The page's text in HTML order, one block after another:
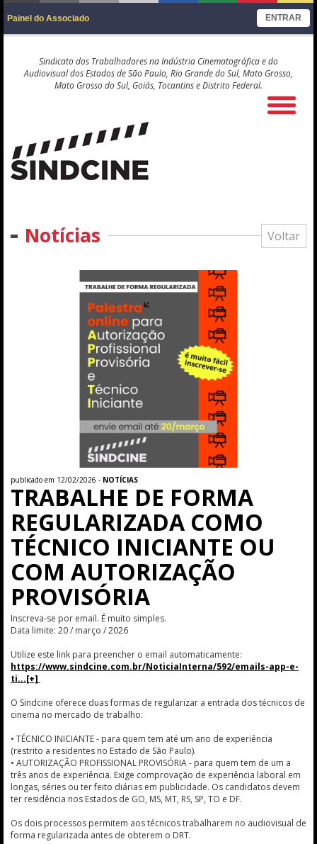
Painel do Associado ENTRAR
Sindicato dos Trabalhadores na Indústria Cinematográfica e do
Audiovisual dos Estados de São Paulo, Rio Grande do Sul, Mato Grosso,
Mato Grosso do Sul, Goiás, Tocantins e Distrito Federal.
Voltar
Notícias
publicado em 12/02/2026 - NOTÍCIAS
TRABALHE DE FORMA
REGULARIZADA COMO
TÉCNICO INICIANTE OU
COM AUTORIZAÇÃO
PROVISÓRIA
Inscreva-se por email. É muito simples.
Data limite: 20 / março / 2026
Utilize este link para preencher o email automaticamente:
https://www.sindcine.com.br/NoticiaInterna/592/emails-app-e-
ti
O Sindcine oferece duas formas de regularizar a entrada dos técnicos de
cinema no mercado de trabalho:
• TÉCNICO INICIANTE - para quem tem até um ano de experiência
(restrito a residentes no Estado de São Paulo).
• AUTORIZAÇÃO PROFISSIONAL PROVISÓRIA - para quem tem de um a
três anos de experiência. Exige comprovação de experiência laboral em
longas, séries ou ter feito diárias em publicidade. Os candidatos devem
ter residência nos Estados de GO, MS, MT, RS, SP, TO e DF.
Os dois processos permitem aos técnicos trabalharem no audiovisual de
forma regularizada antes de obterem o DRT.